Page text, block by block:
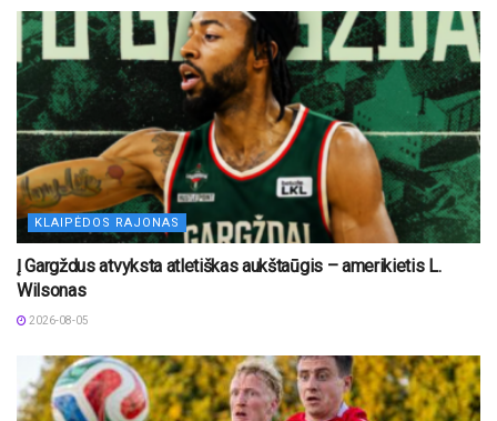
KLAIPĖDOS RAJONAS
Į Gargždus atvyksta atletiškas aukštaūgis – amerikietis L.
Wilsonas
2026-08-05